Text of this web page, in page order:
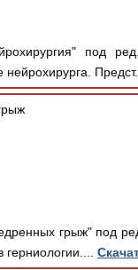
под
грыж" под